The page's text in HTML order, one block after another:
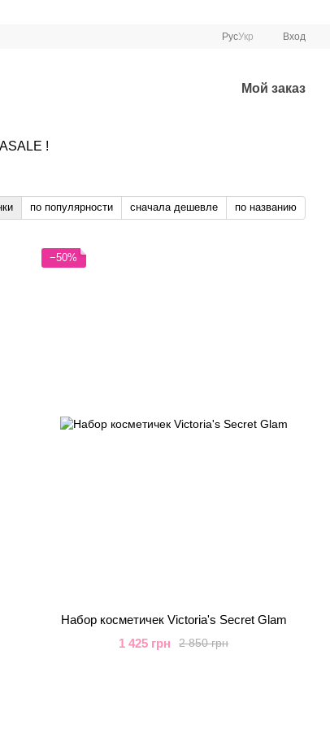
РусУкр Вход
Мой заказ
SALE !
по популярности сначала дешевле по названию
−50%
Набор косметичек Victоria's Secret Glam
2 850 грн
1 425 грн